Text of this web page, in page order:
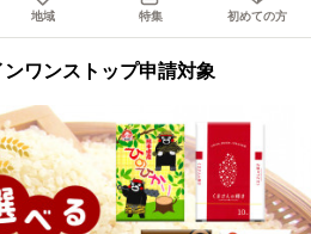
地域 特集 初めての方
ワンストップ申請対象